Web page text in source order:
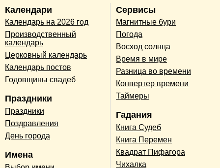
Календари
Календарь на 2026 год
Производственный
календарь
Церковный календарь
Календарь постов
Годовщины свадеб
Праздники
Праздники
Поздравления
День города
Имена
Сервисы
Магнитные бури
Погода
Восход солнца
Время в мире
Разница во времени
Конвертер времени
Таймеры
Гадания
Книга Судеб
Книга Перемен
Квадрат Пифагора
Чихалка